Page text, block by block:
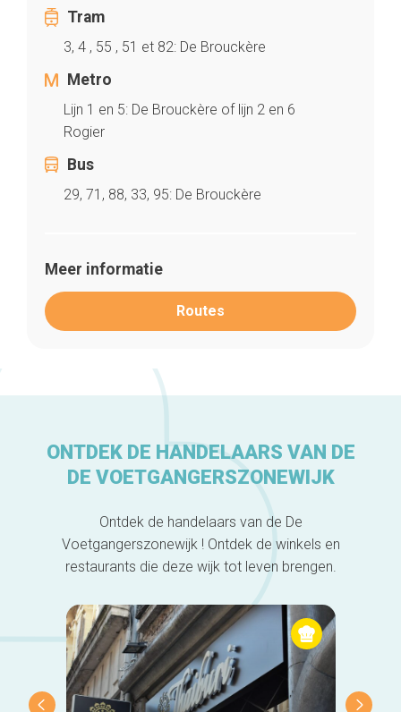
Home
Winkelwijken
Tops 10
Over ons
Tram
3, 4 , 55 , 51 et 82: De Brouckère
Metro
Lijn 1 en 5: De Brouckère of lijn 2 en 6
Rogier
Bus
29, 71, 88, 33, 95: De Brouckère
Meer informatie
Routes
ONTDEK DE HANDELAARS VAN DE
DE VOETGANGERSZONEWIJK
Ontdek de handelaars van de De
Voetgangerszonewijk ! Ontdek de winkels en
restaurants die deze wijk tot leven brengen.